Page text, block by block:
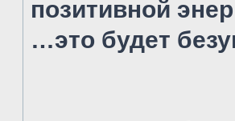
позитивной
…это будет